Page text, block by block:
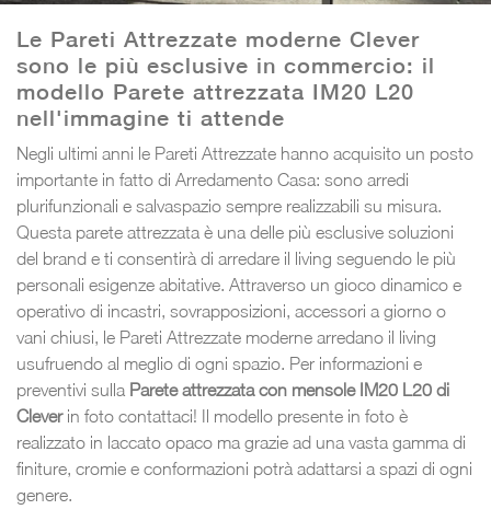
Le Pareti Attrezzate moderne Clever
sono le più esclusive in commercio: il
modello Parete attrezzata IM20 L20
nell'immagine ti attende
Negli ultimi anni le Pareti Attrezzate hanno acquisito un posto
importante in fatto di Arredamento Casa: sono arredi
plurifunzionali e salvaspazio sempre realizzabili su misura.
Questa parete attrezzata è una delle più esclusive soluzioni
del brand e ti consentirà di arredare il living seguendo le più
personali esigenze abitative. Attraverso un gioco dinamico e
operativo di incastri, sovrapposizioni, accessori a giorno o
vani chiusi, le Pareti Attrezzate moderne arredano il living
usufruendo al meglio di ogni spazio. Per informazioni e
preventivi sulla Parete attrezzata con mensole IM20 L20 di
Cleverin foto contattaci! Il modello presente in foto è
realizzato in laccato opaco ma grazie ad una vasta gamma di
finiture, cromie e conformazioni potrà adattarsi a spazi di ogni
genere.